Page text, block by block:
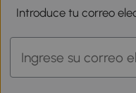
Introduce tu correo